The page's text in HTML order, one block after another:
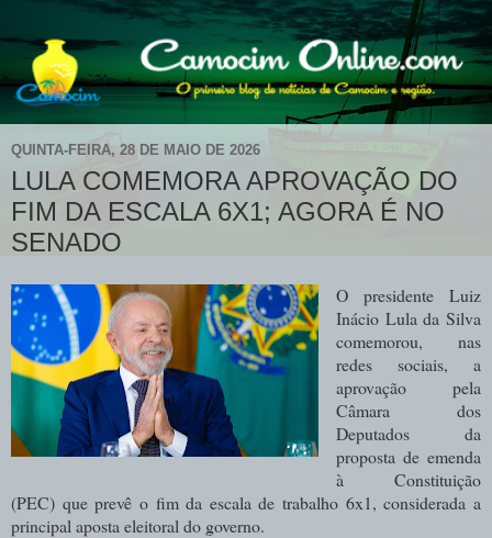
QUINTA-FEIRA, 28 DE MAIO DE 2026
LULA COMEMORA APROVAÇÃO DO
FIM DA ESCALA 6X1; AGORA É NO
SENADO
O presidente Luiz
Inácio Lula da Silva
comemorou, nas
redes sociais, a
aprovação pela
Câmara dos
Deputados da
proposta de emenda
à Constituição
(PEC) que prevê o fim da escala de trabalho 6x1, considerada a
principal aposta eleitoral do governo.